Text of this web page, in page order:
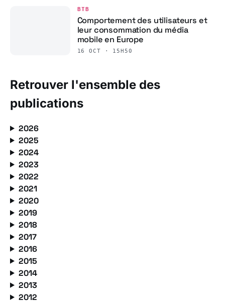
BTB
Comportement des utilisateurs et
leur consommation du média
mobile en Europe
16 OCT · 15H50
Retrouver l'ensemble des
publications
2026
2025
2024
2023
2022
2021
2020
2019
2018
2017
2016
2015
2014
2013
2012